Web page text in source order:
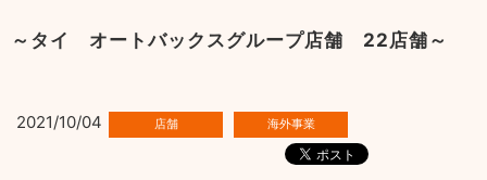
～タイ オートバックスグループ店舗 22店舗～
2021/10/04